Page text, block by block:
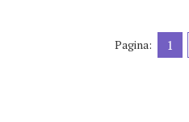
Pagina: 1